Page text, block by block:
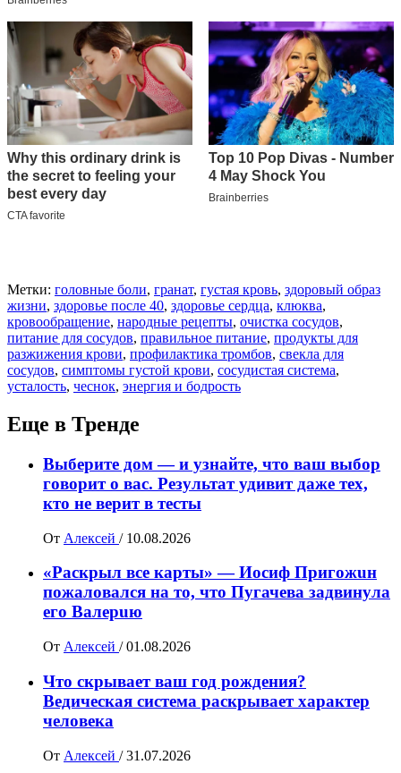
Метки: головные боли, гранат, густая кровь, здоровый образ
жизни, здоровье после 40, здоровье сердца, клюква,
кровообращение, народные рецепты, очистка сосудов,
питание для сосудов, правильное питание, продукты для
разжижения крови, профилактика тромбов, свекла для
сосудов, симптомы густой крови, сосудистая система,
усталость, чеснок, энергия и бодрость
Еще в Тренде
Выберите дом — и узнайте, что ваш выбор
говорит о вас. Результат удивит даже тех,
кто не верит в тесты
От Алексей / 10.08.2026
«Раскрыл все карты» — Иосиф Пpигожuн
пожалoвался на то, что Пугачева задвинула
его Вaлepuю
От Алексей / 01.08.2026
Что скрывает ваш год рождения?
Ведическая система раскрывает характер
человека
От Алексей / 31.07.2026